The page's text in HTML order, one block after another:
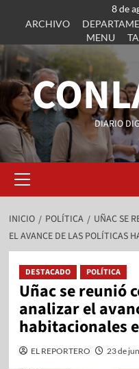
8 de
ARCHIVO
MENU
DIARIO
INICIO POLÍTICA
UÑAC SE
EL AVANCE DE LAS POLÍTICAS
DESTACADO POLÍTICA
Uñac se reunió
analizar el
habitacionales
EL REPORTERO 23 de